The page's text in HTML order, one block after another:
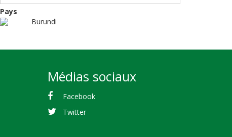
Pays
Burundi
Médias sociaux
Facebook
Twitter